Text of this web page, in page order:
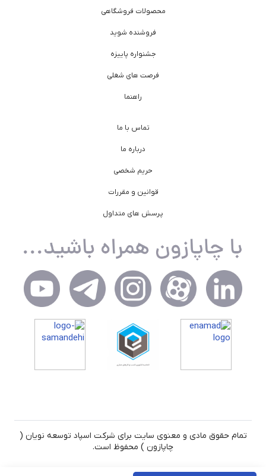
محصولات فروشگاهی
فروشنده شوید
جشنواره پاییزه
فرصت های شغلی
راهنما
تماس با ما
درباره ما
حریم شخصی
قوانین و مقررات
پرسش های متداول
تمام حقوق مادی و معنوی سایت برای شرکت اسپاد توسعه نویان (
چاپازون ) محفوظ است.